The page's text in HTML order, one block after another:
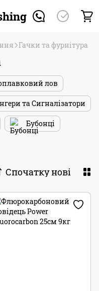
Гачки та фурнітура
лов
та Сигналізатори
Бубонці
Спочатку нові